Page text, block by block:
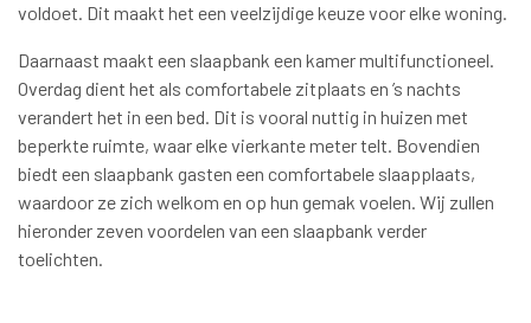
voldoet. Dit maakt het een veelzijdige keuze voor elke woning.
Daarnaast maakt een slaapbank een kamer multifunctioneel.
Overdag dient het als comfortabele zitplaats en ’s nachts
verandert het in een bed. Dit is vooral nuttig in huizen met
beperkte ruimte, waar elke vierkante meter telt. Bovendien
biedt een slaapbank gasten een comfortabele slaapplaats,
waardoor ze zich welkom en op hun gemak voelen. Wij zullen
hieronder zeven voordelen van een slaapbank verder
toelichten.